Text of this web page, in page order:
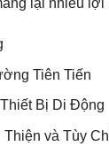
lại nhiều lợi
Tiên Tiến
Bị Di Động
và Tùy